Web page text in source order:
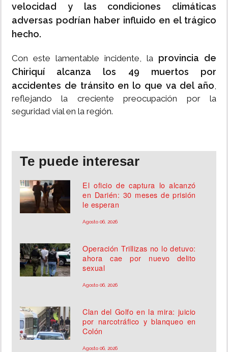
velocidad y las condiciones climáticas
adversas podrían haber influido en el trágico
hecho.
Con este lamentable incidente, la provincia de
Chiriquí alcanza los 49 muertos por
accidentes de tránsito en lo que va del año,
reflejando la creciente preocupación por la
seguridad vial en la región.
Te puede interesar
El oficio de captura lo alcanzó
en Darién: 30 meses de prisión
le esperan
Agosto 06, 2026
Operación Trillizas no lo detuvo:
ahora cae por nuevo delito
sexual
Agosto 06, 2026
Clan del Golfo en la mira: juicio
por narcotráfico y blanqueo en
Colón
Agosto 06, 2026